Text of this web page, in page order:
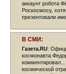
аккаунт робота
Роскосмосу,
презентовали
В СМИ:
Газета.RU:
космонавта
космической